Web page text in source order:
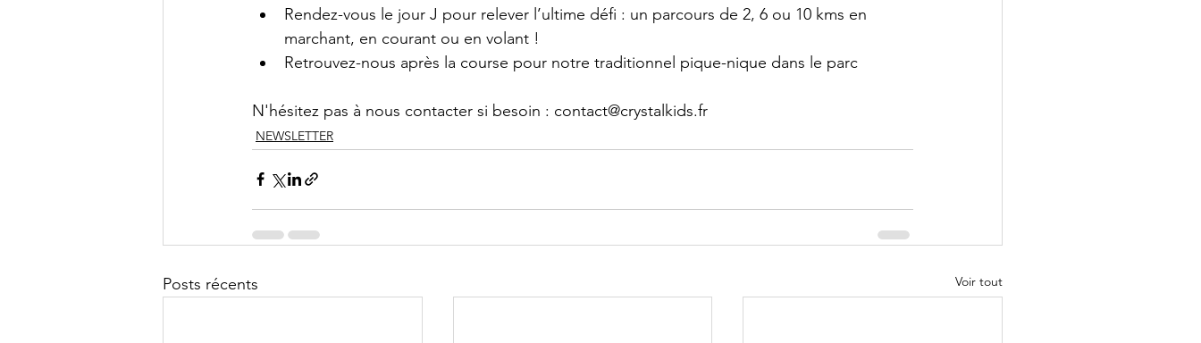
Rendez-vous le jour J pour relever l’ultime défi : un parcours de 2, 6 ou 10 kms en
marchant, en courant ou en volant !
Retrouvez-nous après la course pour notre traditionnel pique-nique dans le parc
N'hésitez pas à nous contacter si besoin : contact@crystalkids.fr
NEWSLETTER
Posts récents Voir tout